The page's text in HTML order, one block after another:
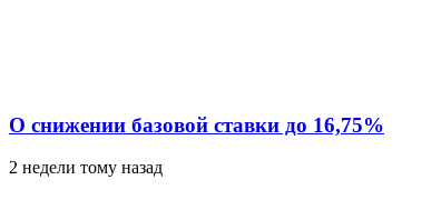
О снижении базовой ставки до 16,75%
2 недели тому назад